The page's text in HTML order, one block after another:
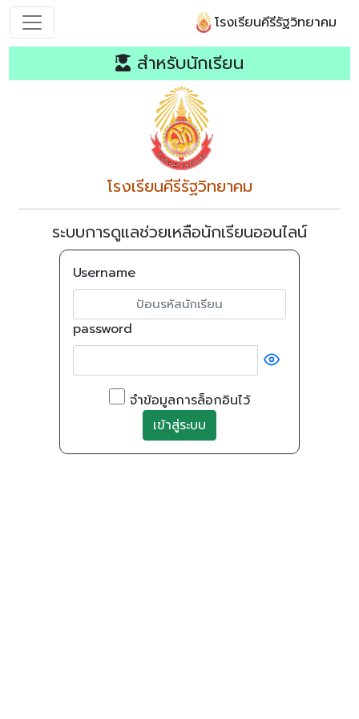
โรงเรียนคีรีรัฐวิทยาคม
สำหรับนักเรียน
โรงเรียนคีรีรัฐวิทยาคม
ระบบการดูแลช่วยเหลือนักเรียนออนไลน์
Username
password
จำข้อมูลการล็อกอินไว้